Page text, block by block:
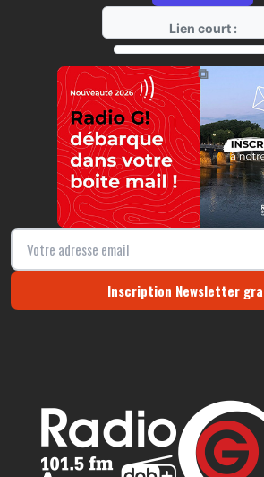
Lien court :
⧉
Inscription Newsletter